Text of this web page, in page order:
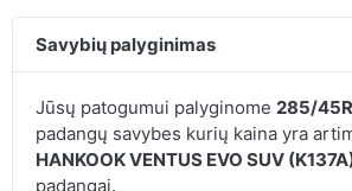
Savybių palyginimas
Jūsų patogumui palyginome 285/
padangų savybes kurių kaina yra
HANKOOK VENTUS EVO SUV
padangai.